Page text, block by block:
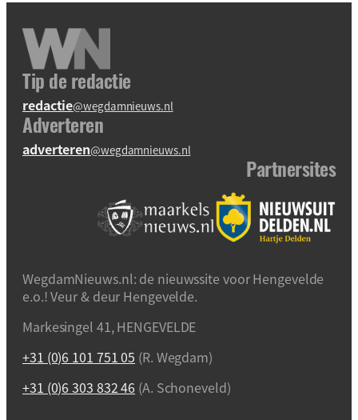
Tip de redactie
redactie@wegdamnieuws.nl
Adverteren
adverteren@wegdamnieuws.nl
Partnersites
WegdamNieuws.nl: de nieuwssite voor Hengevelde
e.o.! Veur & deur Hengevelde.
Markesingel 41, HENGEVELDE
+31 (0)6 101 751 05 (R. Wegdam)
+31 (0)6 303 832 46 (A. Schoneveld)